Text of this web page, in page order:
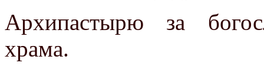
Архипастырю за
храма.